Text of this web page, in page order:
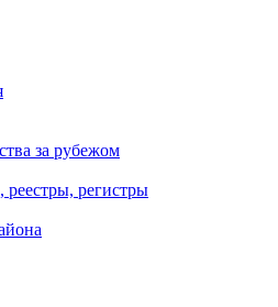
за рубежом
регистры